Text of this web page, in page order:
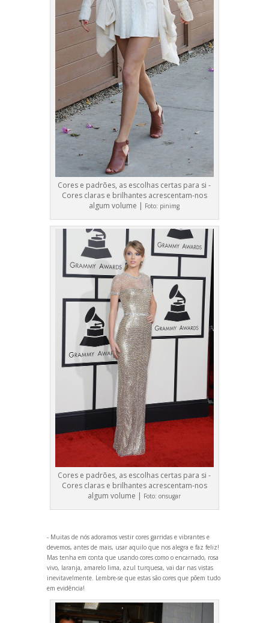
Cores e padrões, as escolhas certas para si -
Cores claras e brilhantes acrescentam-nos
algum volume | Foto: pinimg
Cores e padrões, as escolhas certas para si -
Cores claras e brilhantes acrescentam-nos
algum volume | Foto:onsugar
- Muitas de nós adoramos vestir cores garridas e vibrantes e
devemos, antes de mais, usar aquilo que nos alegra e faz feliz!
Mas tenha em conta que usando cores como o encarnado, rosa
vivo, laranja, amarelo lima, azul turquesa, vai dar nas vistas
inevitavelmente. Lembre-se que estas são cores que põem tudo
em evidência!